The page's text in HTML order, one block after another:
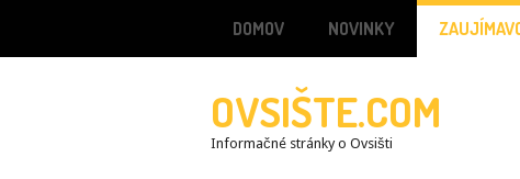
DOMOV NOVINKY
OVSIŠTE.COM
Informačné stránky o Ovsišti